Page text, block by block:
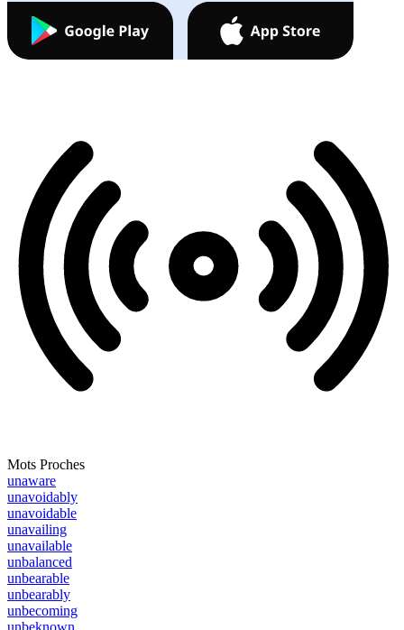
Mots Proches
unaware
unavoidably
unavoidable
unavailing
unavailable
unbalanced
unbearable
unbearably
unbecoming
unbeknown